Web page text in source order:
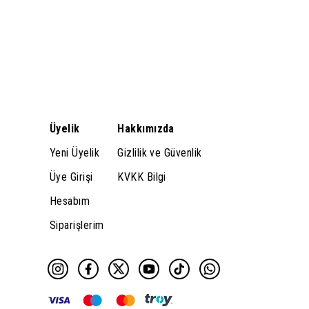
Üyelik
Yeni Üyelik
Üye Girişi
Hesabım
Siparişlerim
Hakkımızda
Gizlilik ve Güvenlik
KVKK Bilgi